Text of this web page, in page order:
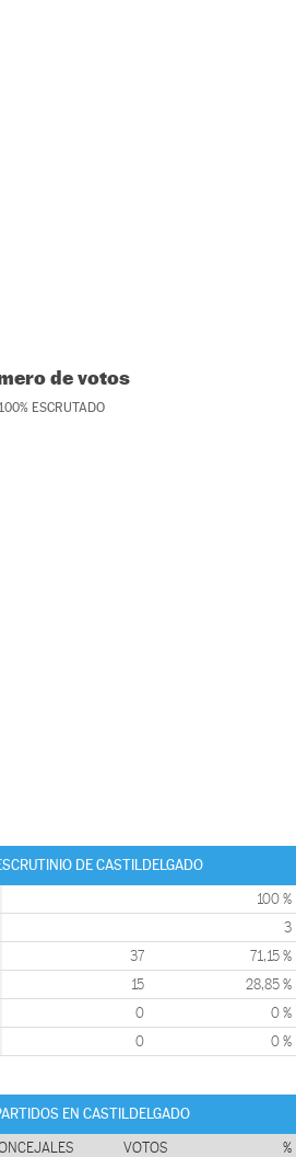
de votos
100% ESCRUTADO
DE CASTILDELGADO
100 %
3
37 71,15 %
15 28,85 %
0 0 %
0 0 %
EN CASTILDELGADO
VOTOS %